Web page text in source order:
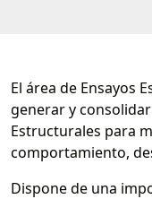
El área de Ensayos
generar y
Estructurales para
comportamiento,
Dispone de una